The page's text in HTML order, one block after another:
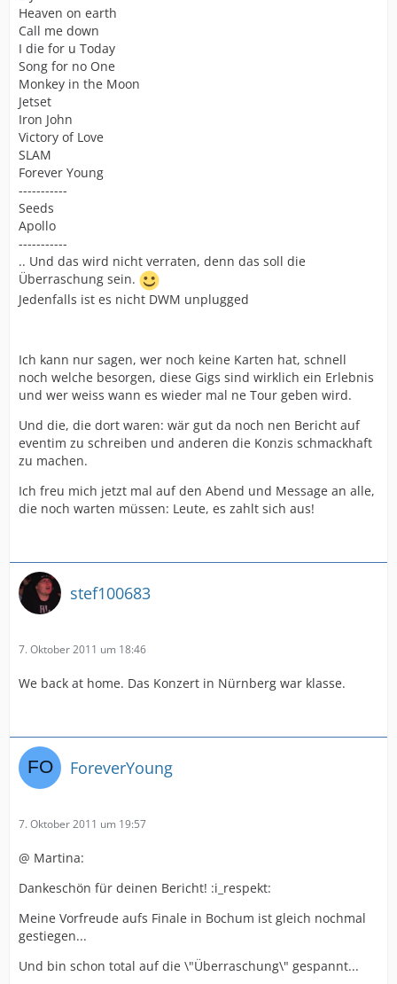
Heaven on earth
Call me down
I die for u Today
Song for no One
Monkey in the Moon
Jetset
Iron John
Victory of Love
SLAM
Forever Young
-----------
Seeds
Apollo
-----------
.. Und das wird nicht verraten, denn das soll die
Überraschung sein.
Jedenfalls ist es nicht DWM unplugged
Ich kann nur sagen, wer noch keine Karten hat, schnell
noch welche besorgen, diese Gigs sind wirklich ein Erlebnis
und wer weiss wann es wieder mal ne Tour geben wird.
Und die, die dort waren: wär gut da noch nen Bericht auf
eventim zu schreiben und anderen die Konzis schmackhaft
zu machen.
Ich freu mich jetzt mal auf den Abend und Message an alle,
die noch warten müssen: Leute, es zahlt sich aus!
stef100683
7. Oktober 2011 um 18:46
We back at home. Das Konzert in Nürnberg war klasse.
ForeverYoung
7. Oktober 2011 um 19:57
@ Martina:
Dankeschön für deinen Bericht! :i_respekt:
Meine Vorfreude aufs Finale in Bochum ist gleich nochmal
gestiegen...
Und bin schon total auf die \"Überraschung\" gespannt...